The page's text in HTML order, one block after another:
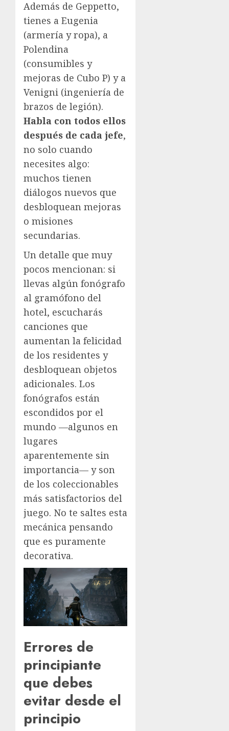
Además de Geppetto,
tienes a Eugenia
(armería y ropa), a
Polendina
(consumibles y
mejoras de Cubo P) y a
Venigni (ingeniería de
brazos de legión).
Habla con todos ellos
después de cada jefe,
no solo cuando
necesites algo:
muchos tienen
diálogos nuevos que
desbloquean mejoras
o misiones
secundarias.
Un detalle que muy
pocos mencionan: si
llevas algún fonógrafo
al gramófono del
hotel, escucharás
canciones que
aumentan la felicidad
de los residentes y
desbloquean objetos
adicionales. Los
fonógrafos están
escondidos por el
mundo —algunos en
lugares
aparentemente sin
importancia— y son
de los coleccionables
más satisfactorios del
juego. No te saltes esta
mecánica pensando
que es puramente
decorativa.
Errores de
principiante
que debes
evitar desde el
principio